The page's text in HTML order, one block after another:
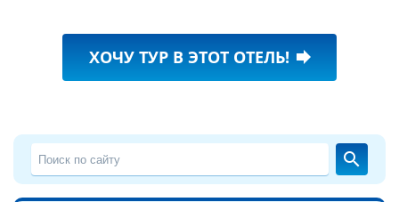
ХОЧУ ТУР В ЭТОТ ОТЕЛЬ! forward
search